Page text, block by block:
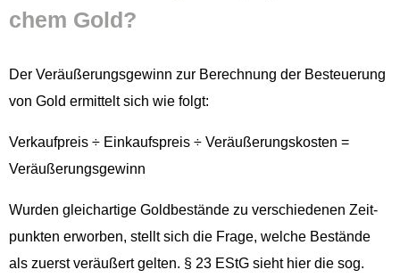
chem Gold?
Der Veräußerungs­gewinn zur Berech­nung der Besteuerung
von Gold ermit­telt sich wie folgt:
Verkauf­preis ÷ Einkauf­spreis ÷ Veräußerungskosten =
Veräußerungsgewinn
Wur­den gle­ichar­tige Goldbestände zu ver­schiede­nen Zeit­
punk­ten erwor­ben, stellt sich die Frage, welche Bestände
als zuerst veräußert gel­ten. § 23 EStG sieht hier die sog.